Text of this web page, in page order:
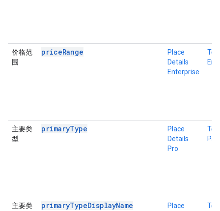
价格范
围
priceRange
Place
Details
Enterprise
主要类
型
primaryType
Place
Details
Pro
Pro
主要类
primaryTypeDisplayName
Place